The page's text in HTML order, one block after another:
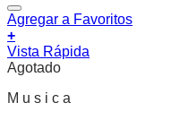
Agregar a Favoritos
+
Vista Rápida
Agotado
M u s i c a